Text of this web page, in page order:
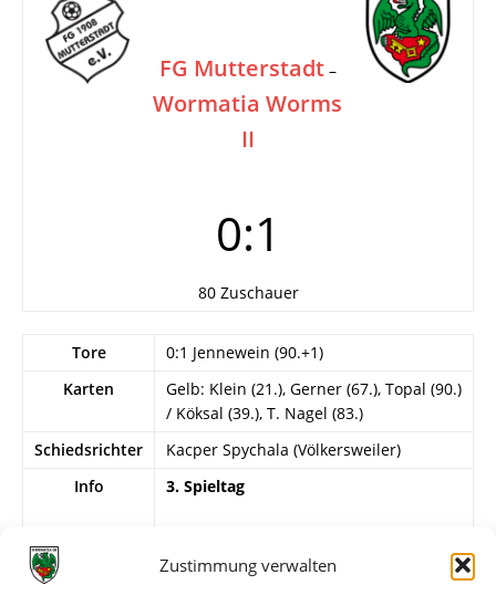
Zustimmung verwalten
FG Mutterstadt –
Wormatia Worms
II
0:1
80 Zuschauer
Tore
0:1 Jennewein (90.+1)
Karten
Gelb: Klein (21.), Gerner (67.), Topal (90.)
/ Köksal (39.), T. Nagel (83.)
Schiedsrichter
Kacper Spychala (Völkersweiler)
Info
3. Spieltag
J. Dos Santos – Stempel, Likakis (76.
Boateng), Wekesser, Jennewein, Ilic, T.